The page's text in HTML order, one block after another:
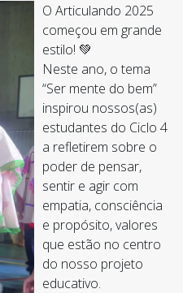
O Articulando 2025
começou em grande
estilo! 💚
Neste ano, o tema
“Ser mente do bem”
inspirou nossos(as)
estudantes do Ciclo 4
a refletirem sobre o
poder de pensar,
sentir e agir com
empatia, consciência
e propósito, valores
que estão no centro
do nosso projeto
educativo.